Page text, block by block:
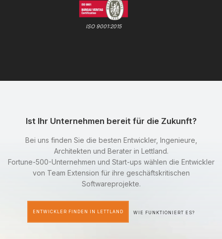
ISO 9001:2015
Ist Ihr Unternehmen bereit für die Zukunft?
Bei uns finden Sie die besten Entwickler, Ingenieure,
Architekten und Berater in Lettland.
Fortune-500-Unternehmen und Start-ups wählen die Entwickler
von Team Extension für ihre geschäftskritischen
Softwareprojekte.
ENTWICKLER FINDEN IN LETTLAND WIE FUNKTIONIERT ES?